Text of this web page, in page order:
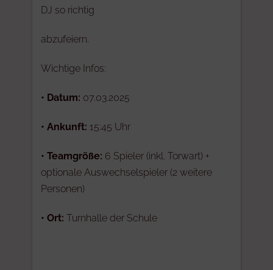
DJ so richtig
abzufeiern.
Wichtige Infos:
• Datum: 07.03.2025
• Ankunft: 15:45 Uhr
• Teamgröße: 6 Spieler (inkl. Torwart) +
optionale Auswechselspieler (2 weitere
Personen)
• Ort: Turnhalle der Schule